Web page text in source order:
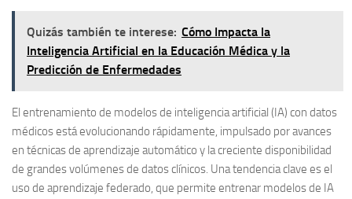
Quizás también te interese: Cómo Impacta la
Inteligencia Artificial en la Educación Médica y la
Predicción de Enfermedades
El entrenamiento de modelos de inteligencia artificial (IA) con datos
médicos está evolucionando rápidamente, impulsado por avances
en técnicas de aprendizaje automático y la creciente disponibilidad
de grandes volúmenes de datos clínicos. Una tendencia clave es el
uso de aprendizaje federado, que permite entrenar modelos de IA